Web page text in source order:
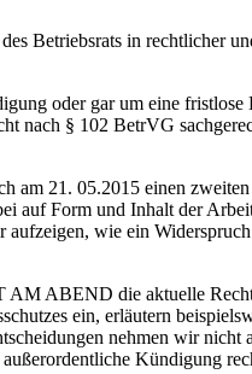
Betriebsrats in rechtlicher
oder gar um eine
nach § 102 BetrVG
21. 05.2015 einen
auf Form und Inhalt der
wie ein
ABEND die aktuelle
ein, erläutern
nehmen wir
Kündigung